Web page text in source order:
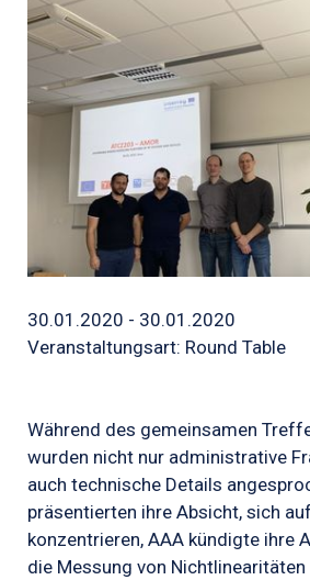
30.01.2020 - 30.01.2020
Veranstaltungsart: Round Table
Während des gemeinsamen
wurden nicht nur administrative
auch technische Details
präsentierten ihre Absicht, sich
konzentrieren, AAA kündigte ihre
die Messung von